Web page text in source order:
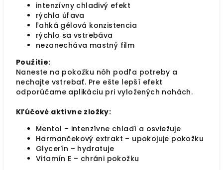
intenzívny chladivý efekt
rýchla úľava
ľahká gélová konzistencia
rýchlo sa vstrebáva
nezanecháva mastný film
Použitie:
Naneste na pokožku nôh podľa potreby a
nechajte vstrebať. Pre ešte lepší efekt
odporúčame aplikáciu pri vyložených nohách.
Kľúčové aktívne zložky:
Mentol – intenzívne chladí a osviežuje
Harmančekový extrakt – upokojuje pokožku
Glycerín – hydratuje
Vitamín E – chráni pokožku